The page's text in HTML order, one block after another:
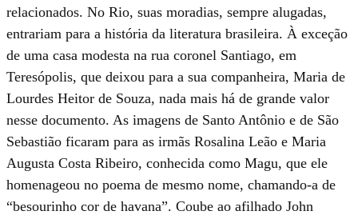
relacionados. No Rio, suas moradias, sempre alugadas,
entrariam para a história da literatura brasileira. À exceção
de uma casa modesta na rua coronel Santiago, em
Teresópolis, que deixou para a sua companheira, Maria de
Lourdes Heitor de Souza, nada mais há de grande valor
nesse documento. As imagens de Santo Antônio e de São
Sebastião ficaram para as irmãs Rosalina Leão e Maria
Augusta Costa Ribeiro, conhecida como Magu, que ele
homenageou no poema de mesmo nome, chamando-a de
“besourinho cor de havana”. Coube ao afilhado John